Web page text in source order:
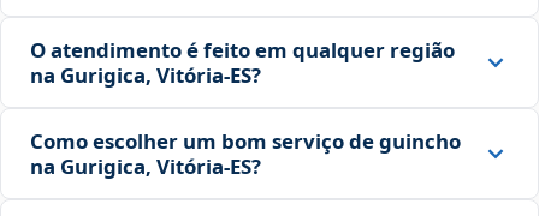
O atendimento é feito em qualquer região
na Gurigica, Vitória‑ES?
Como escolher um bom serviço de guincho
na Gurigica, Vitória‑ES?